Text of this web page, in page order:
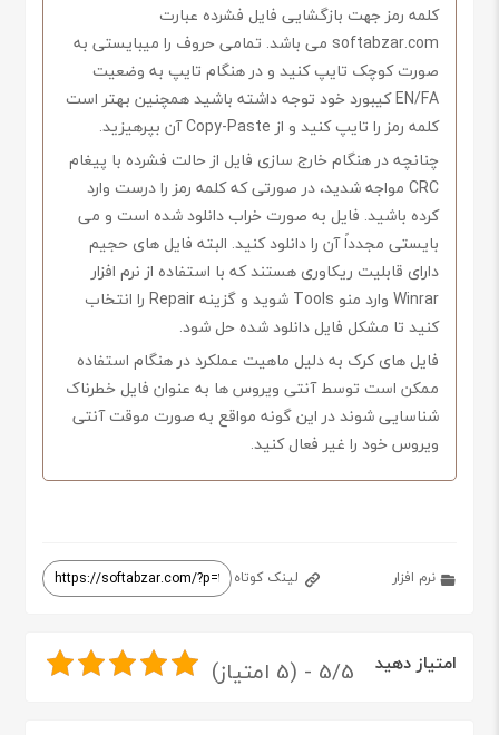
کلمه رمز جهت بازگشایی فایل فشرده عبارت
softabzar.com می باشد. تمامی حروف را میبایستی به
صورت کوچک تایپ کنید و در هنگام تایپ به وضعیت
EN/FA کیبورد خود توجه داشته باشید همچنین بهتر است
کلمه رمز را تایپ کنید و از Copy-Paste آن بپرهیزید.
چنانچه در هنگام خارج سازی فایل از حالت فشرده با پیغام
CRC مواجه شدید، در صورتی که کلمه رمز را درست وارد
کرده باشید. فایل به صورت خراب دانلود شده است و می
بایستی مجدداً آن را دانلود کنید. البته فایل های حجیم
دارای قابلیت ریکاوری هستند که با استفاده از نرم افزار
Winrar وارد منو Tools شوید و گزینه Repair را انتخاب
کنید تا مشکل فایل دانلود شده حل شود.
فایل های کرک به دلیل ماهیت عملکرد در هنگام استفاده
ممکن است توسط آنتی ویروس ها به عنوان فایل خطرناک
شناسایی شوند در این گونه مواقع به صورت موقت آنتی
ویروس خود را غیر فعال کنید.
نرم افزار لینک کوتاه
امتیاز دهید 5/5 - (5 امتیاز)